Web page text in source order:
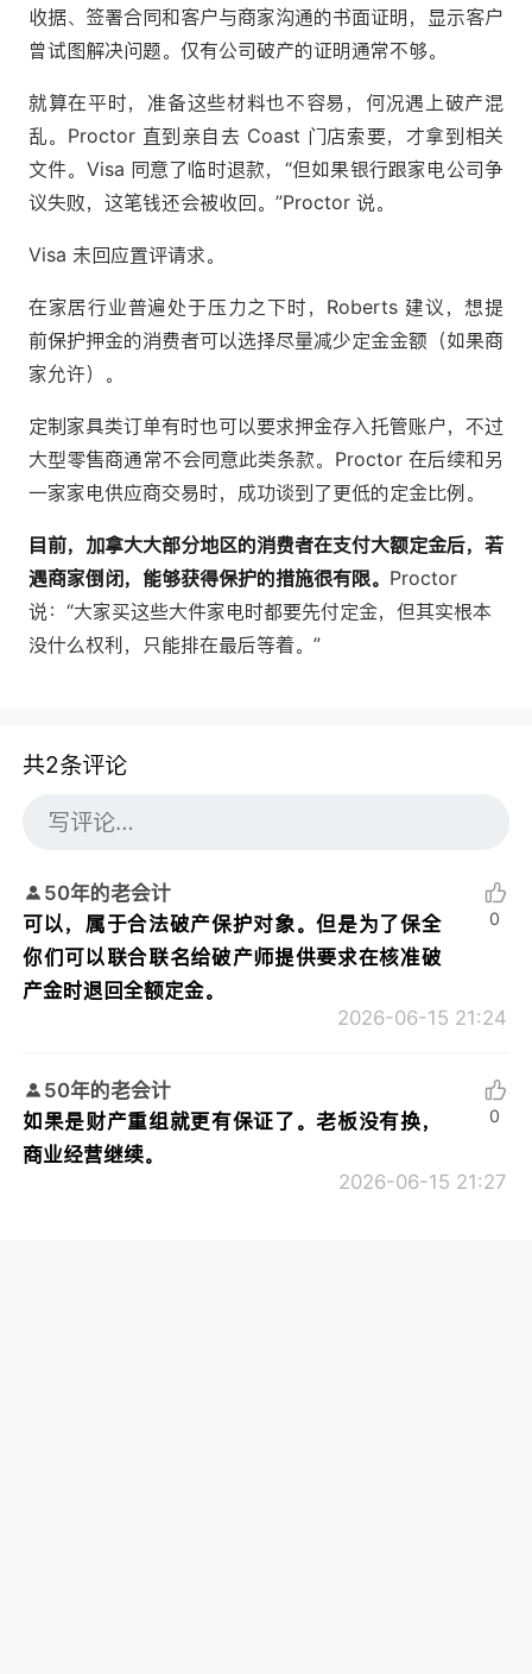
收据、签署合同和客户与商家沟通的书面证明，显示客户
曾试图解决问题。仅有公司破产的证明通常不够。
就算在平时，准备这些材料也不容易，何况遇上破产混
乱。Proctor 直到亲自去 Coast 门店索要，才拿到相关
文件。Visa 同意了临时退款，“但如果银行跟家电公司争
议失败，这笔钱还会被收回。”Proctor 说。
Visa 未回应置评请求。
在家居行业普遍处于压力之下时，Roberts 建议，想提
前保护押金的消费者可以选择尽量减少定金金额（如果商
家允许）。
定制家具类订单有时也可以要求押金存入托管账户，不过
大型零售商通常不会同意此类条款。Proctor 在后续和另
一家家电供应商交易时，成功谈到了更低的定金比例。
目前，加拿大大部分地区的消费者在支付大额定金后，若
遇商家倒闭，能够获得保护的措施很有限。 Proctor
说：“大家买这些大件家电时都要先付定金，但其实根本
没什么权利，只能排在最后等着。”
共2条评论
50年的老会计
可以，属于合法破产保护对象。但是为了保全
你们可以联合联名给破产师提供要求在核准破
产金时退回全额定金。
2026-06-15 21:24
0
50年的老会计
如果是财产重组就更有保证了。老板没有换，
商业经营继续。
2026-06-15 21:27
0